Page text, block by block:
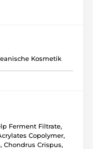
Kosmetik
Ferment Filtrate,
Copolymer,
Chondrus Crispus,